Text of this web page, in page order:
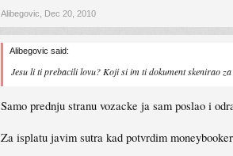
Alibegovic Dec 20, 2010
Alibegovic said:
Jesu li ti prebacili lovu? Koji si im ti dokument skenirao
Samo prednju stranu vozacke ja sam poslao i
Za isplatu javim sutra kad potvrdim